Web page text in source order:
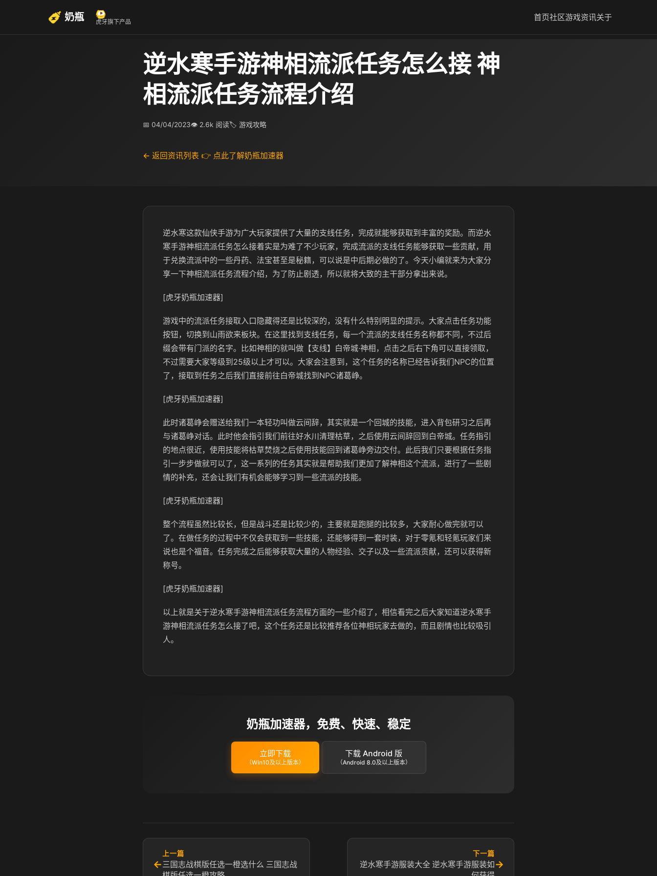
奶瓶 虎牙旗下产品 首页社区游戏资讯关于
逆水寒手游神相流派任务怎么接 神
相流派任务流程介绍
📅 04/04/2023👁 2.6k 阅读🏷 游戏攻略
← 返回资讯列表 👉 点此了解奶瓶加速器
逆水寒这款仙侠手游为广大玩家提供了大量的支线任务，完成就能够获取到丰富的奖励。而逆水
寒手游神相流派任务怎么接着实是为难了不少玩家，完成流派的支线任务能够获取一些贡献，用
于兑换流派中的一些丹药、法宝甚至是秘籍，可以说是中后期必做的了。今天小编就来为大家分
享一下神相流派任务流程介绍，为了防止剧透，所以就将大致的主干部分拿出来说。
[虎牙奶瓶加速器]
游戏中的流派任务接取入口隐藏得还是比较深的，没有什么特别明显的提示。大家点击任务功能
按钮，切换到山雨欲来板块。在这里找到支线任务，每一个流派的支线任务名称都不同，不过后
缀会带有门派的名字。比如神相的就叫做【支线】白帝城·神相，点击之后右下角可以直接领取，
不过需要大家等级到25级以上才可以。大家会注意到，这个任务的名称已经告诉我们NPC的位置
了，接取到任务之后我们直接前往白帝城找到NPC诸葛峥。
[虎牙奶瓶加速器]
此时诸葛峥会赠送给我们一本轻功叫做云间辞，其实就是一个回城的技能，进入背包研习之后再
与诸葛峥对话。此时他会指引我们前往好水川清理枯草，之后使用云间辞回到白帝城。任务指引
的地点很近，使用技能将枯草焚烧之后使用技能回到诸葛峥旁边交付。此后我们只要根据任务指
引一步步做就可以了，这一系列的任务其实就是帮助我们更加了解神相这个流派，进行了一些剧
情的补充，还会让我们有机会能够学习到一些流派的技能。
[虎牙奶瓶加速器]
整个流程虽然比较长，但是战斗还是比较少的，主要就是跑腿的比较多，大家耐心做完就可以
了。在做任务的过程中不仅会获取到一些技能，还能够得到一套时装，对于零氪和轻氪玩家们来
说也是个福音。任务完成之后能够获取大量的人物经验、交子以及一些流派贡献，还可以获得新
称号。
[虎牙奶瓶加速器]
以上就是关于逆水寒手游神相流派任务流程方面的一些介绍了，相信看完之后大家知道逆水寒手
游神相流派任务怎么接了吧，这个任务还是比较推荐各位神相玩家去做的，而且剧情也比较吸引
人。
奶瓶加速器，免费、快速、稳定
立即下载
（Win10及以上版本）
下载 Android 版
（Android 8.0及以上版本）
←
上一篇
三国志战棋版任选一橙选什么 三国志战
下一篇
逆水寒手游服装大全 逆水寒手游服装如→